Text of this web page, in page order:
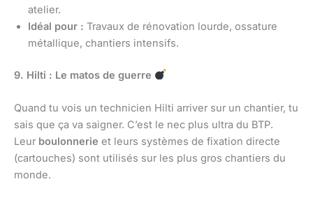
atelier.
Idéal pour : Travaux de rénovation lourde, ossature
métallique, chantiers intensifs.
9. Hilti : Le matos de guerre
Quand tu vois un technicien Hilti arriver sur un chantier, tu
sais que ça va saigner. C’est le nec plus ultra du BTP.
Leur boulonnerie et leurs systèmes de fixation directe
(cartouches) sont utilisés sur les plus gros chantiers du
monde.